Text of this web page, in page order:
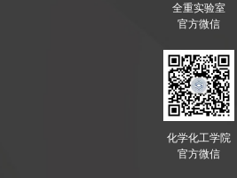
全重实验室
官方微信
化学化工学院
官方微信